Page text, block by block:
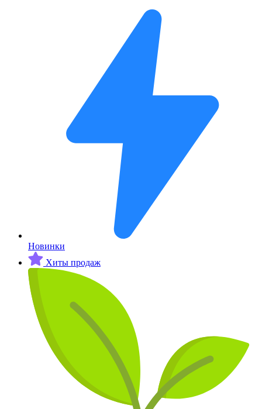
Новинки
Хиты продаж